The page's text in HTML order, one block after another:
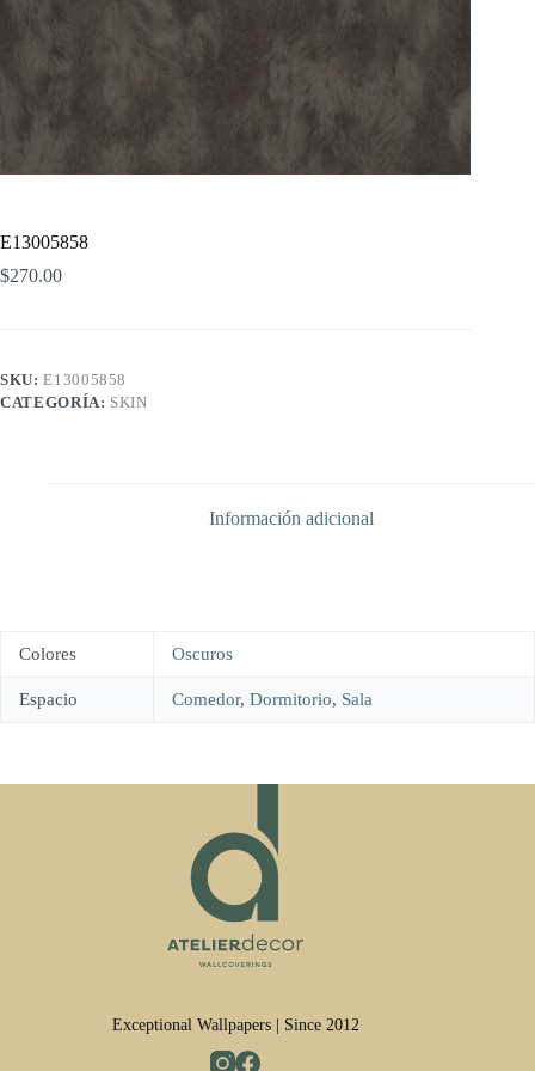
E13005858
$270.00
SKU:E13005858
CATEGORÍA: SKIN
Información adicional
Colores Oscuros
Espacio Comedor, Dormitorio, Sala
Exceptional Wallpapers | Since 2012